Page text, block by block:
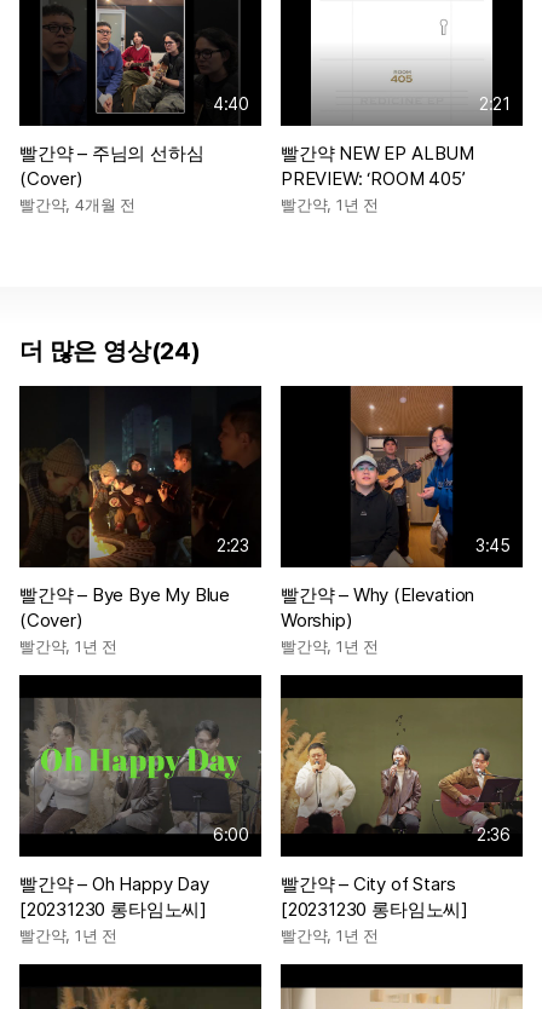
4:40
빨간약 – 주님의 선하심
(Cover)
빨간약,4개월 전
2:21
빨간약 NEW EP ALBUM
PREVIEW: ‘ROOM 405’
빨간약,1년 전
더 많은 영상(24)
2:23
빨간약 – Bye Bye My Blue
(Cover)
빨간약,1년 전
3:45
빨간약 – Why (Elevation
Worship)
빨간약,1년 전
6:00
빨간약 – Oh Happy Day
[20231230 롱타임노씨]
빨간약,1년 전
2:36
빨간약 – City of Stars
[20231230 롱타임노씨]
빨간약,1년 전